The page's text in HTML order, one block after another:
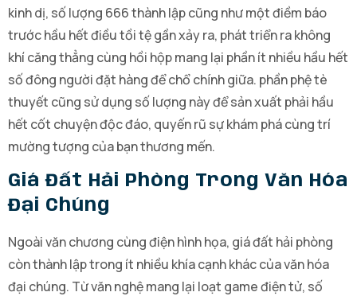
kinh dị, số lượng 666 thành lập cũng như một điềm báo
trước hầu hết điều tồi tệ gần xảy ra, phát triển ra không
khí căng thẳng cùng hồi hộp mang lại phần ít nhiều hầu hết
số đông người đặt hàng để chổ chính giữa. phần phệ tè
thuyết cũng sử dụng số lượng này để sản xuất phải hầu
hết cốt chuyện độc đáo, quyến rũ sự khám phá cùng trí
mường tượng của bạn thương mến.
Giá Đất Hải Phòng Trong Văn Hóa
Đại Chúng
Ngoài văn chương cùng điện hình họa, giá đất hải phòng
còn thành lập trong ít nhiều khía cạnh khác của văn hóa
đại chúng. Từ văn nghệ mang lại loạt game điện tử, số